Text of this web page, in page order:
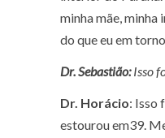
minha mãe, minha
do que eu em
Dr. Sebastião:Isso
Dr. Horácio: Isso
estourou em39.